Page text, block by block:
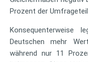
Prozent der
Konsequenterweise
Deutschen mehr
während nur 11